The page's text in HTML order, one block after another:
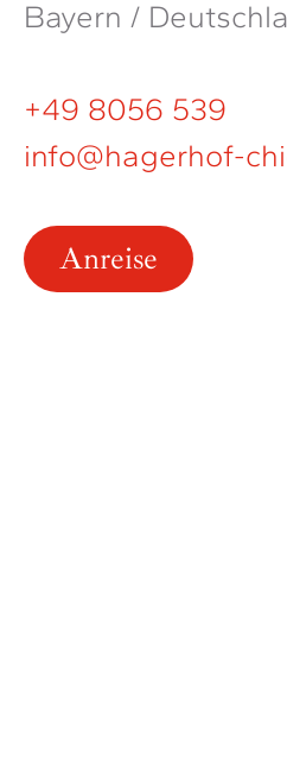
Bayern /
+49 8056 539
info@hagerhof-
Anreise